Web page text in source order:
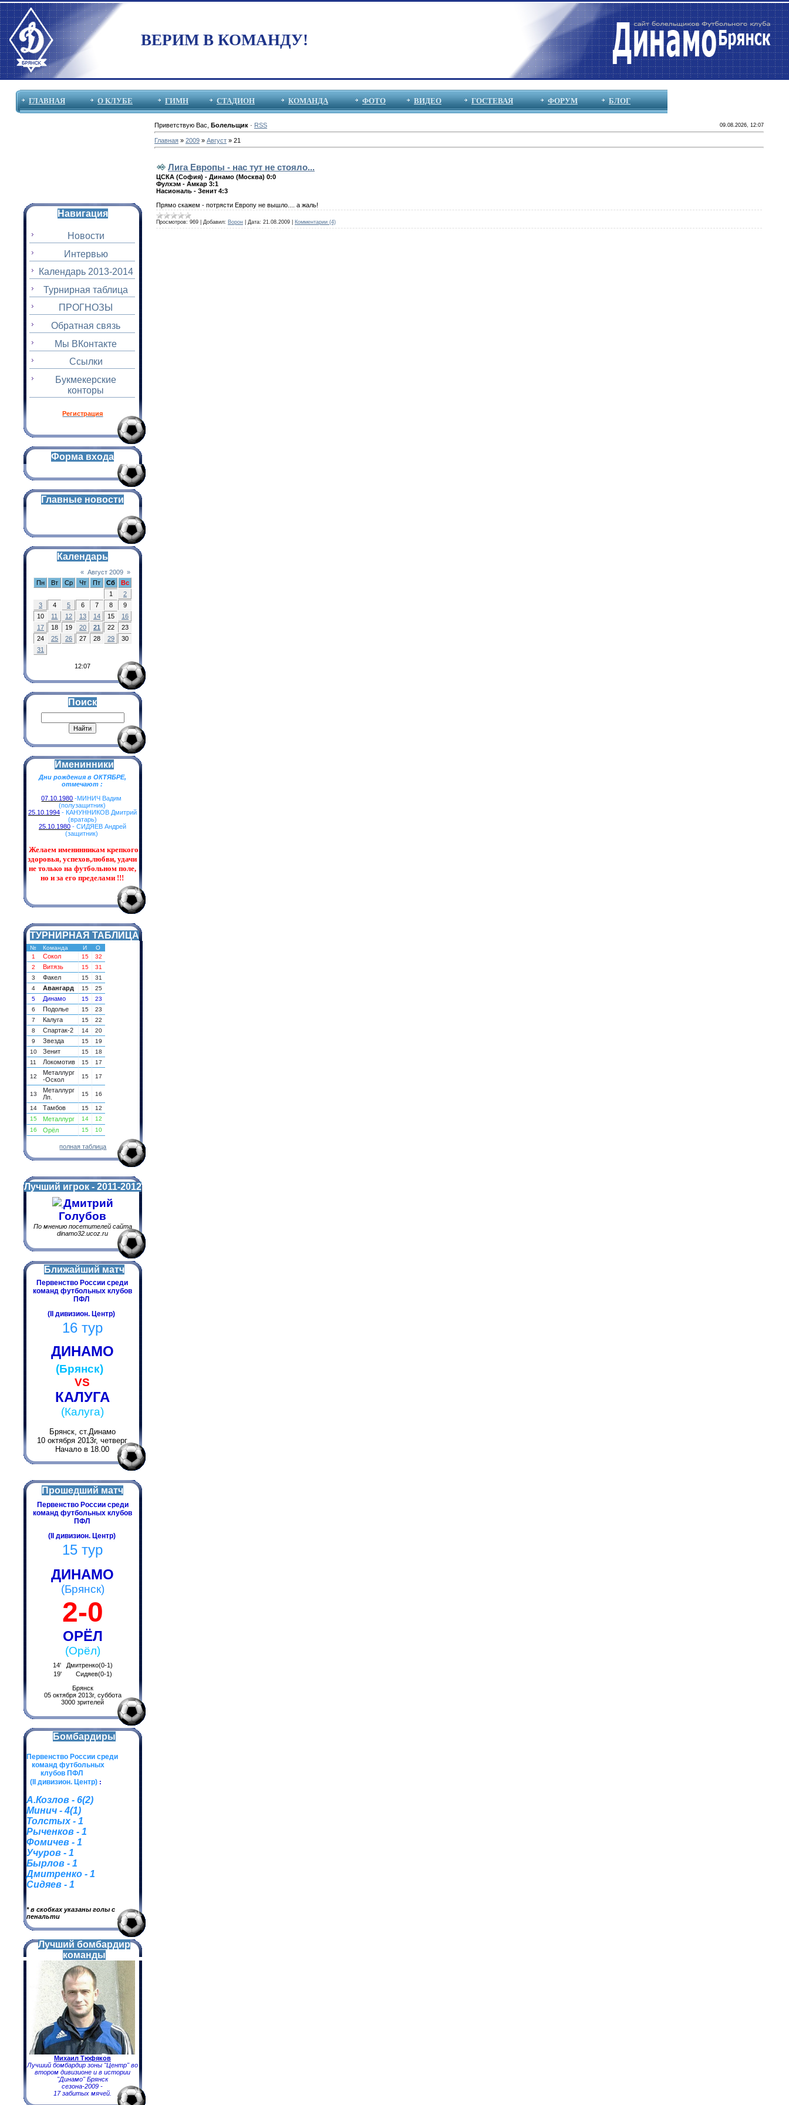
ВЕРИМ В КОМАНДУ!
ГЛАВНАЯ О КЛУБЕ ГИМН СТАДИОН КОМАНДА ФОТО ВИДЕО ГОСТЕВАЯ ФОРУМ БЛОГ
Навигация
Новости
Интервью
Календарь 2013-2014
Турнирная таблица
ПРОГНОЗЫ
Обратная связь
Мы ВКонтакте
Ссылки
Букмекерские
конторы
Регистрация
Форма входа
Главные новости
Календарь
« Август 2009 »
Пн
Вт Ср Чт Пт Сб
Вс
1
2
3
4 5 6 7 8
9
10
11 12 13 14 15
16
17
18 19 20 21 22
23
24
25 26 27 28 29
30
31
12:07
Поиск
Именинники
Дни рождения в ОКТЯБРЕ,
отмечают :
07.10.1980 -МИНИЧ Вадим
(полузащитник)
25.10.1994 - КАНУННИКОВ Дмитрий
(вратарь)
25.10.1980 - СИДЯЕВ Андрей
(защитник)
Желаем именинникам крепкого
здоровья, успехов,любви, удачи
не только на футбольном поле,
но и за его пределами !!!
ТУРНИРНАЯ ТАБЛИЦА
№ Команда И
О
1
Сокол 15
32
2
Витязь 15
31
3
Факел 15
31
4
Авангард 15
25
5
Динамо 15
23
6
Подолье 15
23
7
Калуга 15
22
8
Спартак-2 14
20
9
Звезда 15
19
10
Зенит 15
18
11
Локомотив 15 17
12
Металлург
-Оскол
15 17
13
Металлург
Лп.
15 16
14 Тамбов 15
12
15
Металлург 14
12
16
Орёл 15 10
полная таблица
Лучший игрок - 2011-2012
Дмитрий
Голубов
По мнению посетителей сайта
dinamo32.ucoz.ru
Ближайший матч
Первенство России среди
команд футбольных клубов
ПФЛ
(II дивизион. Центр)
16 тур
ДИНАМО
(Брянск)
VS
КАЛУГА
(Калуга)
Брянск, ст.Динамо
10 октября 2013г, четверг
Начало в 18.00
Прошедший матч
Первенство России среди
команд футбольных клубов
ПФЛ
(II дивизион. Центр)
15 тур
ДИНАМО
(Брянск)
2-0
ОРЁЛ
(Орёл)
14' Дмитренко(0-1)
19' Сидяев(0-1)
Брянск
05 октября 2013г, суббота
3000 зрителей
Бомбардиры
Первенство России среди
команд футбольных
клубов ПФЛ
(II дивизион. Центр) :
А.Козлов - 6(2)
Минич - 4(1)
Толстых - 1
Рыченков - 1
Фомичев - 1
Учуров - 1
Бырлов - 1
Дмитренко - 1
Сидяев - 1
* в скобках указаны голы с
пенальти
Лучший бомбардир
команды
Михаил Тюфяков
Лучший бомбардир зоны "Центр" во
втором дивизионе и в истории
"Динамо" Брянск
сезона-2009 -
17 забитых мячей.
Приветствую Вас Болельщик· RSS 09.08.2026, 12:07
Главная» 2009 » Август » 21
Лига Европы - нас тут не стояло...
ЦСКА (София) - Динамо (Москва) 0:0
Фулхэм - Амкар 3:1
Насиональ - Зенит 4:3
Прямо скажем - потрясти Европу не вышло.... а жаль!
Просмотров: 969 Добавил: Ворон Дата: 21.08.2009 Комментарии (4)